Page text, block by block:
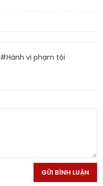
#Hành vi phạm tội
GỬI BÌNH LUẬN